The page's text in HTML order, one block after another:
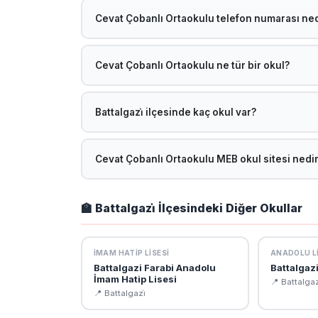
38.345119307974, 38.356063566568. Harita için
Cevat Çobanlı Ortaokulu telefon numarası
Cevat Çobanlı Ortaokulu telefon numarası:
geçebilirsiniz.
Cevat Çobanlı Ortaokulu ne tür bir okul?
Cevat Çobanlı Ortaokulu, MEB'e bağlı bir
öğretime devam etmektedir.
Battalgazi̇ ilçesinde kaç okul var?
Malatya Battalgazi̇ ilçesinde toplam 191 okul
ilce=BATTALGAZ%C4%B0 adresinden
Cevat Çobanlı Ortaokulu MEB okul sitesi
öğretmen kadrosu, vizyon-misyon ve kurumsal
🏫 Battalgazi̇ İlçesindeki Diğer Okullar
İMAM HATIP LISESI
Battalgazi Farabi Anadolu
İmam Hatip Lisesi
📍 Battalgazi̇
ANADOLU
📍